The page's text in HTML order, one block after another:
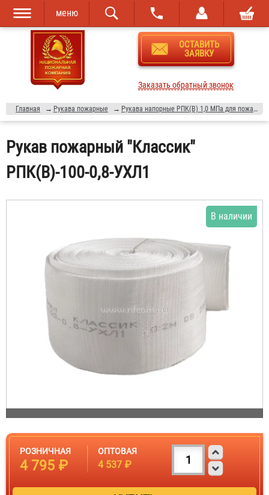
Перейти к
основному
содержанию
Skip to
navigation
меню
ОСТАВИТЬ
ЗАЯВКУ
Заказать обратный звонок
Главная → Рукава пожарные → Рукава напорные РПК(В) 1,0 МПа для пожарных кранов и мотопомп
Рукав пожарный "Классик"
РПК(В)-100-0,8-УХЛ1
В наличии
РОЗНИЧНАЯ
4 795 ₽
ОПТОВАЯ
4 537 ₽